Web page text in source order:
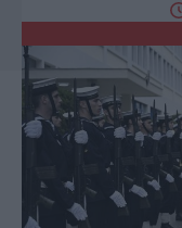
ΠΑΡΑΞΕΝΑ
ΑΡΘΡΟΓΡΑΦΙΑ